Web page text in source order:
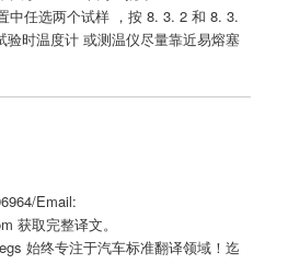
中任选两个试样 ，按 8. 3. 2 和 8. 3.
验时温度计 或测温仪尽量靠近易熔塞
Email:
获取完整译文。
始终专注于汽车标准翻译领域！迄